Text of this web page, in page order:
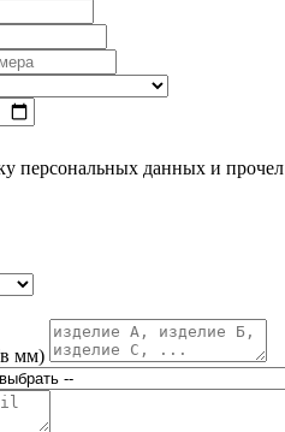
персональных данных и прочел
мм)